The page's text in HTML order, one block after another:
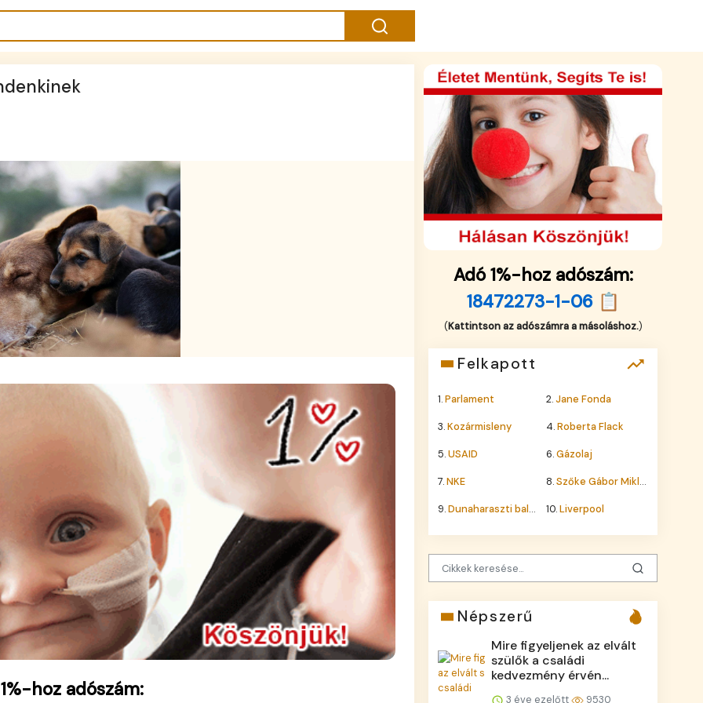
hoz adószám:
Adó 1%-hoz adószám:
18472273-1-06 📋
(Kattintson az adószámra a másoláshoz.)
Felkapott
1.Parlament 2.Jane Fonda
3.Kozármisleny 4.Roberta Flack
5.USAID 6.Gázolaj
7.NKE 8.Szőke Gábor Miklós
9.Dunaharaszti baleset 10.Liverpool
Népszerű
Mire figyeljenek az elvált
szülők a családi
kedvezmény érvén...
3 éve ezelőtt 9530